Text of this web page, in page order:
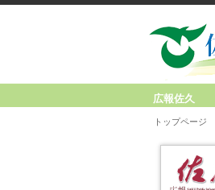
広報佐久
トップページ